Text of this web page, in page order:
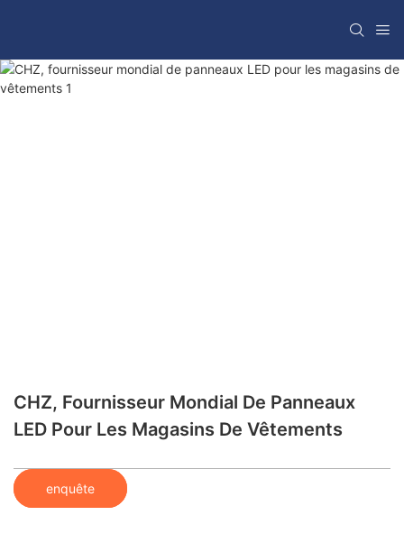
CHZ, Fournisseur Mondial De Panneaux
LED Pour Les Magasins De Vêtements
enquête